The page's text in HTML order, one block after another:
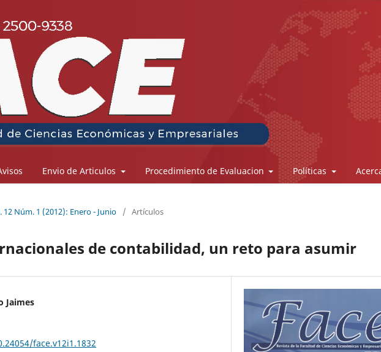
Envio de Articulos Procedimiento de Evaluacion Políticas
12 Núm. 1 (2012): Enero - Junio / Artículos
de contabilidad, un reto para asumir
Jaimes
face.v12i1.1832